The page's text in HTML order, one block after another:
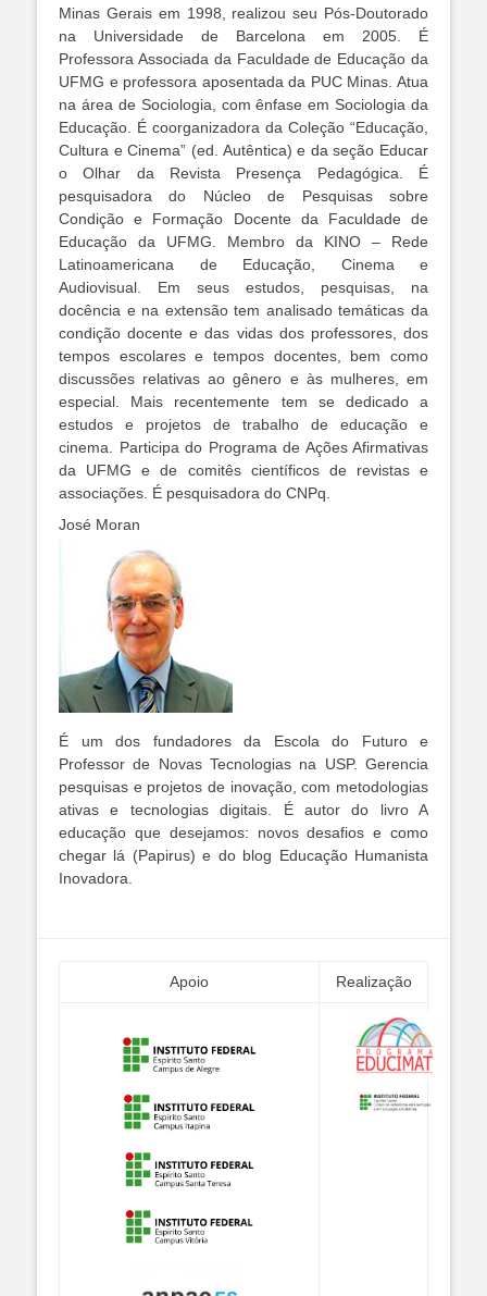
Minas Gerais em 1998, realizou seu Pós-Doutorado
na Universidade de Barcelona em 2005. É
Professora Associada da Faculdade de Educação da
UFMG e professora aposentada da PUC Minas. Atua
na área de Sociologia, com ênfase em Sociologia da
Educação. É coorganizadora da Coleção “Educação,
Cultura e Cinema” (ed. Autêntica) e da seção Educar
o Olhar da Revista Presença Pedagógica. É
pesquisadora do Núcleo de Pesquisas sobre
Condição e Formação Docente da Faculdade de
Educação da UFMG. Membro da KINO – Rede
Latinoamericana de Educação, Cinema e
Audiovisual. Em seus estudos, pesquisas, na
docência e na extensão tem analisado temáticas da
condição docente e das vidas dos professores, dos
tempos escolares e tempos docentes, bem como
discussões relativas ao gênero e às mulheres, em
especial. Mais recentemente tem se dedicado a
estudos e projetos de trabalho de educação e
cinema. Participa do Programa de Ações Afirmativas
da UFMG e de comitês científicos de revistas e
associações. É pesquisadora do CNPq.
José Moran
É um dos fundadores da Escola do Futuro e
Professor de Novas Tecnologias na USP. Gerencia
pesquisas e projetos de inovação, com metodologias
ativas e tecnologias digitais. É autor do livro A
educação que desejamos: novos desafios e como
chegar lá (Papirus) e do blog Educação Humanista
Inovadora.
Apoio Realização